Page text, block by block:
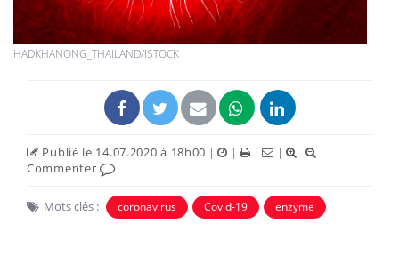
HADKHANONG_THAILAND/ISTOCK
Publié le 14.07.2020 à 18h00 | | | |
|
Commenter
Mots clés : coronavirus Covid-19 enzyme